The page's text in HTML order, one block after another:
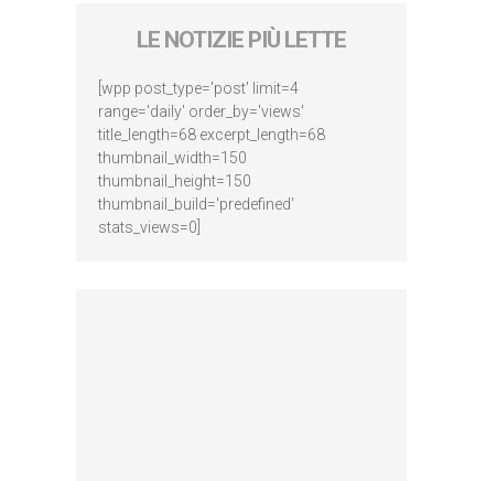
LE NOTIZIE PIÙ LETTE
[wpp post_type='post' limit=4
range='daily' order_by='views'
title_length=68 excerpt_length=68
thumbnail_width=150
thumbnail_height=150
thumbnail_build='predefined'
stats_views=0]